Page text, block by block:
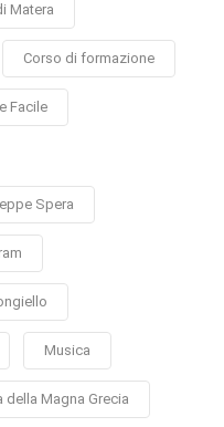
Matera
Corso di formazione
Facile
Spera
Musica
della Magna Grecia